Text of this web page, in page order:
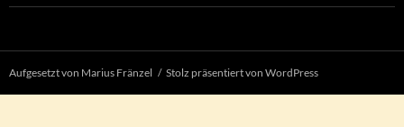
Aufgesetzt von Marius Fränzel Stolz präsentiert von WordPress